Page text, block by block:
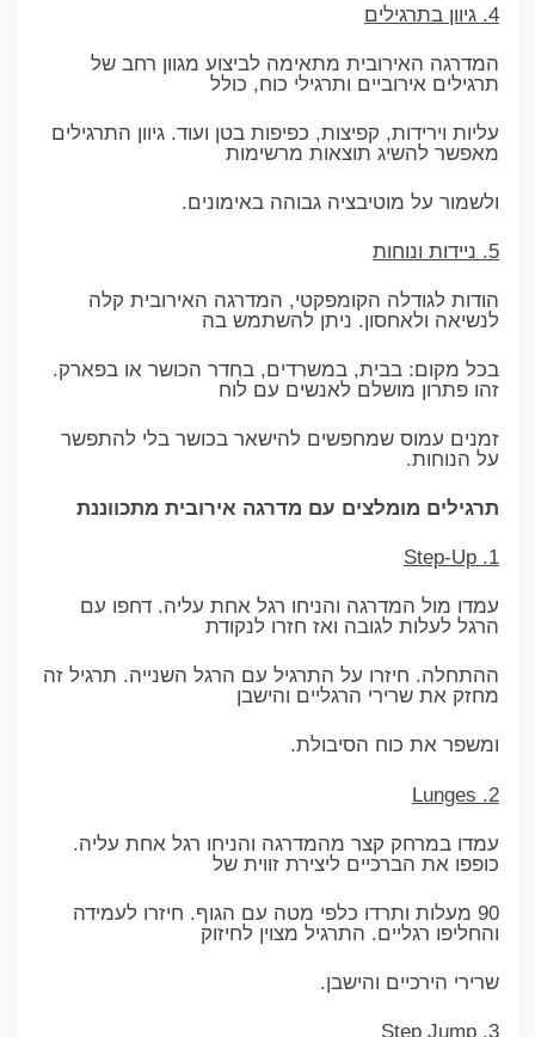
4. גיוון בתרגילים
המדרגה האירובית מתאימה לביצוע מגוון רחב של
תרגילים אירוביים ותרגילי כוח, כולל
עליות וירידות, קפיצות, כפיפות בטן ועוד. גיוון התרגילים
מאפשר להשיג תוצאות מרשימות
ולשמור על מוטיבציה גבוהה באימונים.
5. ניידות ונוחות
הודות לגודלה הקומפקטי, המדרגה האירובית קלה
לנשיאה ולאחסון. ניתן להשתמש בה
בכל מקום: בבית, במשרדים, בחדר הכושר או בפארק.
זהו פתרון מושלם לאנשים עם לוח
זמנים עמוס שמחפשים להישאר בכושר בלי להתפשר
על הנוחות.
תרגילים מומלצים עם מדרגה אירובית מתכווננת
1. Step-Up
עמדו מול המדרגה והניחו רגל אחת עליה. דחפו עם
הרגל לעלות לגובה ואז חזרו לנקודת
ההתחלה. חיזרו על התרגיל עם הרגל השנייה. תרגיל זה
מחזק את שרירי הרגליים והישבן
ומשפר את כוח הסיבולת.
2. Lunges
עמדו במרחק קצר מהמדרגה והניחו רגל אחת עליה.
כופפו את הברכיים ליצירת זווית של
90 מעלות ותרדו כלפי מטה עם הגוף. חיזרו לעמידה
והחליפו רגליים. התרגיל מצוין לחיזוק
שרירי הירכיים והישבן.
3. Step Jump